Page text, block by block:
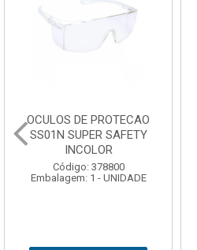
OCULOS DE PROTECAO
SS01N SUPER SAFETY
INCOLOR
Código: 378800
Embalagem: 1 - UNIDADE